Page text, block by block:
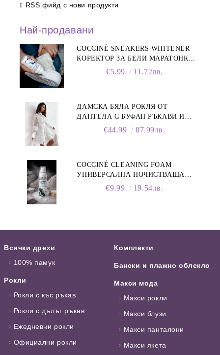
RSS фийд с нови продукти
Най-продавани
COCCINÈ SNEAKERS WHITENER
КОРЕКТОР ЗА БЕЛИ МАРАТОНКИ,
€5.99 11.72лв.
ДАМСКА БЯЛА РОКЛЯ ОТ
ДАНТЕЛА С БУФАН РЪКАВИ И
€44.99 87.99лв.
COCCINÉ CLEANING FOAM
УНИВЕРСАЛНА ПОЧИСТВАЩА
ПЯНА ЗА ОБУВКИ, 150 МЛ
€9.99 19.54лв.
Всички дрехи
100% памук
Рокли
Рокли с къс ръкав
Рокли с дълъг ръкав
Ежедневни рокли
Официални рокли
Комплекти
Бански и плажно облекло
Макси мода
Макси рокли
Макси блузи
Макси панталони
Макси якета